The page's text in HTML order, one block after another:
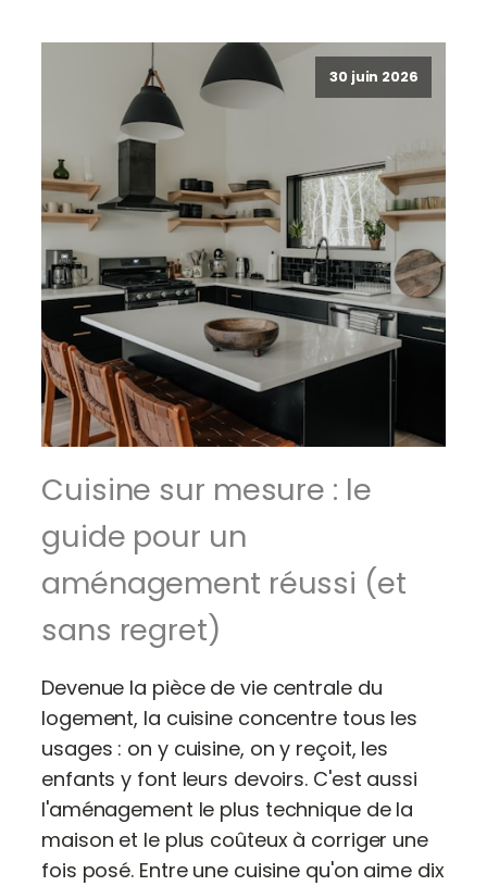
30 juin 2026
Cuisine sur mesure : le
guide pour un
aménagement réussi (et
sans regret)
Devenue la pièce de vie centrale du
logement, la cuisine concentre tous les
usages : on y cuisine, on y reçoit, les
enfants y font leurs devoirs. C'est aussi
l'aménagement le plus technique de la
maison et le plus coûteux à corriger une
fois posé. Entre une cuisine qu'on aime dix